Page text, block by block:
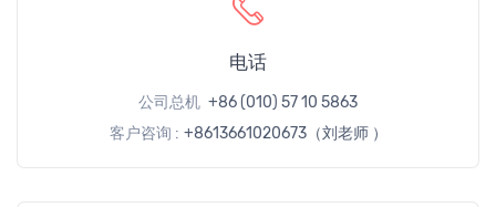
电话
公司总机 +86 (010) 57 10 5863
客户咨询 : +8613661020673（刘老师 ）